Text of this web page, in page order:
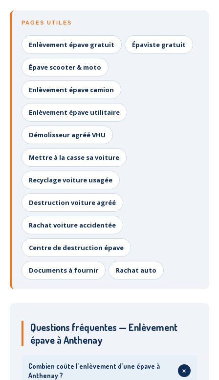
PAGES UTILES
Enlèvement épave gratuit Épaviste gratuit
Épave scooter & moto
Enlèvement épave camion
Enlèvement épave utilitaire
Démolisseur agréé VHU
Mettre à la casse sa voiture
Recyclage voiture usagée
Destruction voiture agréé
Rachat voiture accidentée
Centre de destruction épave
Documents à fournir Rachat auto
Questions fréquentes — Enlèvement
épave à Anthenay
Combien coûte l’enlèvement d’une épave à
Anthenay ?
+